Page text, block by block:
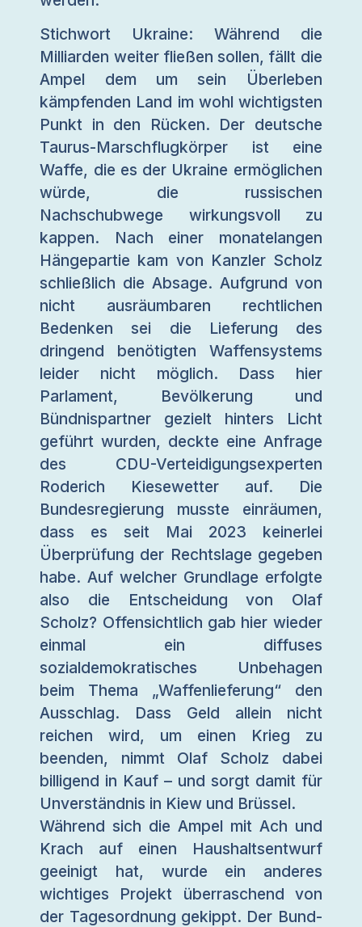
Stichwort Ukraine: Während die
Milliarden weiter fließen sollen, fällt die
Ampel dem um sein Überleben
kämpfenden Land im wohl wichtigsten
Punkt in den Rücken. Der deutsche
Taurus-Marschflugkörper ist eine
Waffe, die es der Ukraine ermöglichen
würde, die russischen
Nachschubwege wirkungsvoll zu
kappen. Nach einer monatelangen
Hängepartie kam von Kanzler Scholz
schließlich die Absage. Aufgrund von
nicht ausräumbaren rechtlichen
Bedenken sei die Lieferung des
dringend benötigten Waffensystems
leider nicht möglich. Dass hier
Parlament, Bevölkerung und
Bündnispartner gezielt hinters Licht
geführt wurden, deckte eine Anfrage
des CDU-Verteidigungsexperten
Roderich Kiesewetter auf. Die
Bundesregierung musste einräumen,
dass es seit Mai 2023 keinerlei
Überprüfung der Rechtslage gegeben
habe. Auf welcher Grundlage erfolgte
also die Entscheidung von Olaf
Scholz? Offensichtlich gab hier wieder
einmal ein diffuses
sozialdemokratisches Unbehagen
beim Thema „Waffenlieferung“ den
Ausschlag. Dass Geld allein nicht
reichen wird, um einen Krieg zu
beenden, nimmt Olaf Scholz dabei
billigend in Kauf – und sorgt damit für
Unverständnis in Kiew und Brüssel.
Während sich die Ampel mit Ach und
Krach auf einen Haushaltsentwurf
geeinigt hat, wurde ein anderes
wichtiges Projekt überraschend von
der Tagesordnung gekippt. Der Bund-